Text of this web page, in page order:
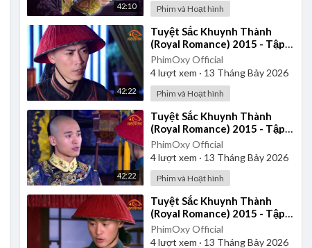
42:10 Phim và Hoạt hình
42:22
⁣Tuyệt Sắc Khuynh Thành
(Royal Romance) 2015 - Tập
40 | Lồng Tiếng
PhimOxy Official
4lượt xem · 13 Tháng Bảy 2026
Phim và Hoạt hình
42:22
⁣Tuyệt Sắc Khuynh Thành
(Royal Romance) 2015 - Tập
39 | Lồng Tiếng
PhimOxy Official
4lượt xem · 13 Tháng Bảy 2026
Phim và Hoạt hình
⁣Tuyệt Sắc Khuynh Thành
(Royal Romance) 2015 - Tập
38 | Lồng Tiếng
PhimOxy Official
4lượt xem · 13 Tháng Bảy 2026